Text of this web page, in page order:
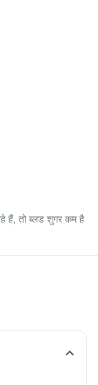
हैं, तो ब्लड शुगर कम है